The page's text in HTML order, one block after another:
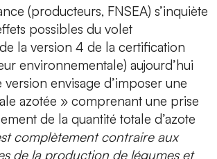
(producteurs, FNSEA) s’inquiète
possibles du volet
la version 4 de la certification
environnementale) aujourd’hui
envisage d’imposer une
azotée » comprenant une prise
de la quantité totale d’azote
complètement contraire aux
de la production de légumes et